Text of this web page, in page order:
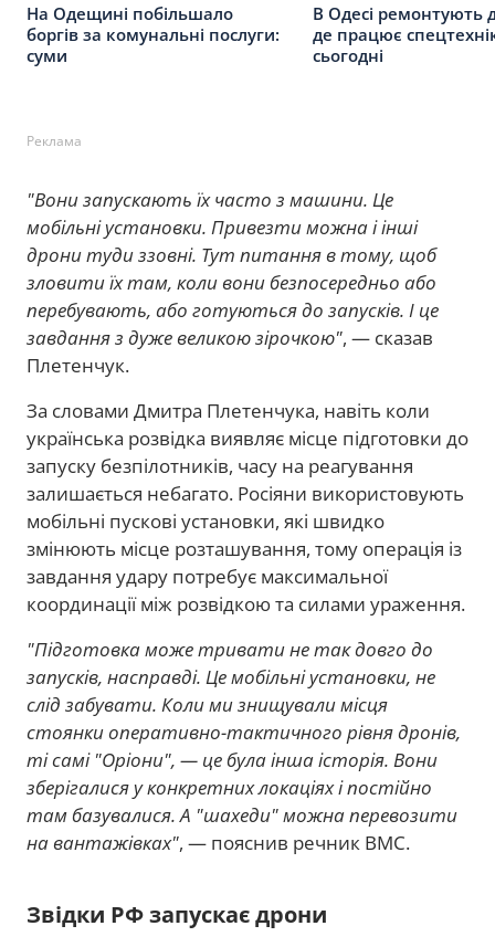
На Одещині побільшало
боргів за комунальні послуги:
суми
В Одесі ремонтують
де працює
сьогодні
Реклама
"Вони запускають їх часто з машини. Це
мобільні установки. Привезти можна і інші
дрони туди ззовні. Тут питання в тому, щоб
зловити їх там, коли вони безпосередньо або
перебувають, або готуються до запусків. І це
завдання з дуже великою зірочкою", — сказав
Плетенчук.
За словами Дмитра Плетенчука, навіть коли
українська розвідка виявляє місце підготовки до
запуску безпілотників, часу на реагування
залишається небагато. Росіяни використовують
мобільні пускові установки, які швидко
змінюють місце розташування, тому операція із
завдання удару потребує максимальної
координації між розвідкою та силами ураження.
"Підготовка може тривати не так довго до
запусків, насправді. Це мобільні установки, не
слід забувати. Коли ми знищували місця
стоянки оперативно-тактичного рівня дронів,
ті самі "Оріони", — це була інша історія. Вони
зберігалися у конкретних локаціях і постійно
там базувалися. А "шахеди" можна перевозити
на вантажівках", — пояснив речник ВМС.
Звідки РФ запускає дрони